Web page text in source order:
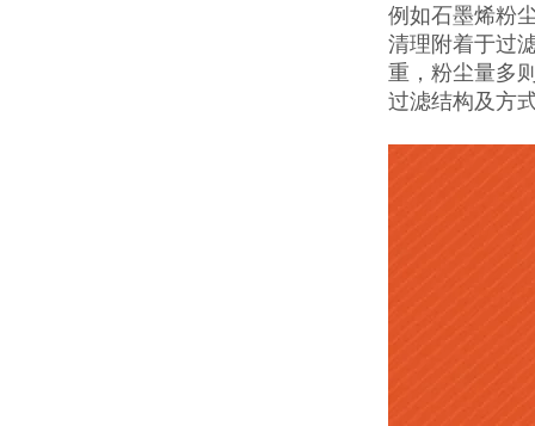
例如石墨烯粉
清理附着于过
重，粉尘量多
过滤结构及方